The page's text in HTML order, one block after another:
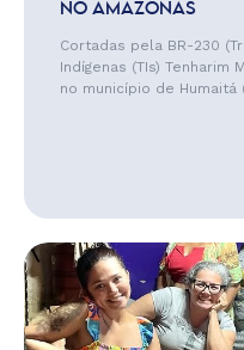
NO AMAZONAS
Cortadas pela BR-230
Indígenas (TIs) Tenharim
no município de Humaitá